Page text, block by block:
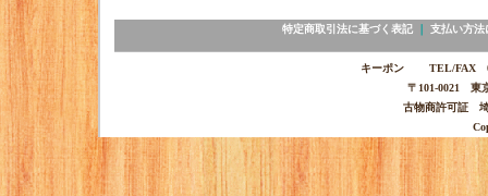
特定商取引法に基づく表記｜ 支払い方法
キーポン TEL/FAX
〒101-0021 東
古物商許可証